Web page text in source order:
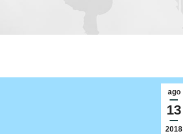
ago
13
2018